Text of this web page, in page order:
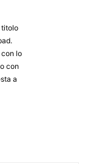
titolo
lo
con
a